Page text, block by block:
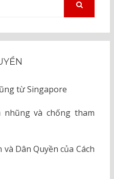
từ Singapore
và chống tham
Dân Quyền của Cách